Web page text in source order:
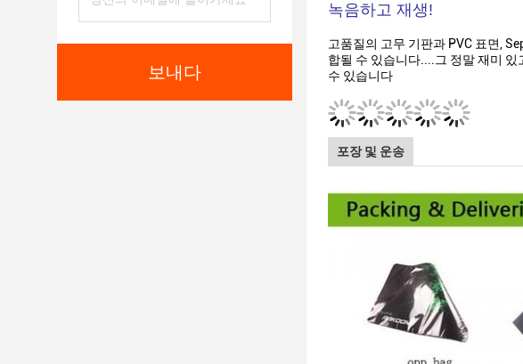
보내다
녹음하고 재생!
고품질의 고무 기판과 PVC 표면,
합될 수 있습니다....그 정말 재미
수 있습니다
포장 및 운송